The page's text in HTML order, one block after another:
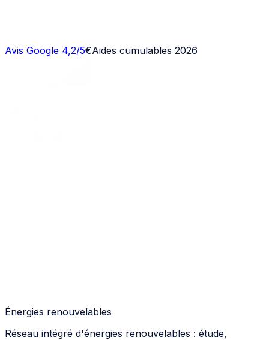
Avis Google 4,2/5€Aides cumulables 2026
Énergies renouvelables
Réseau intégré d'énergies renouvelables : étude,